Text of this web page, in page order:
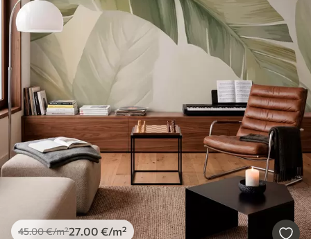
45.00€/m²27.00 €/m²